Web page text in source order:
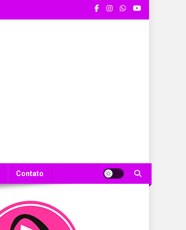
Contato